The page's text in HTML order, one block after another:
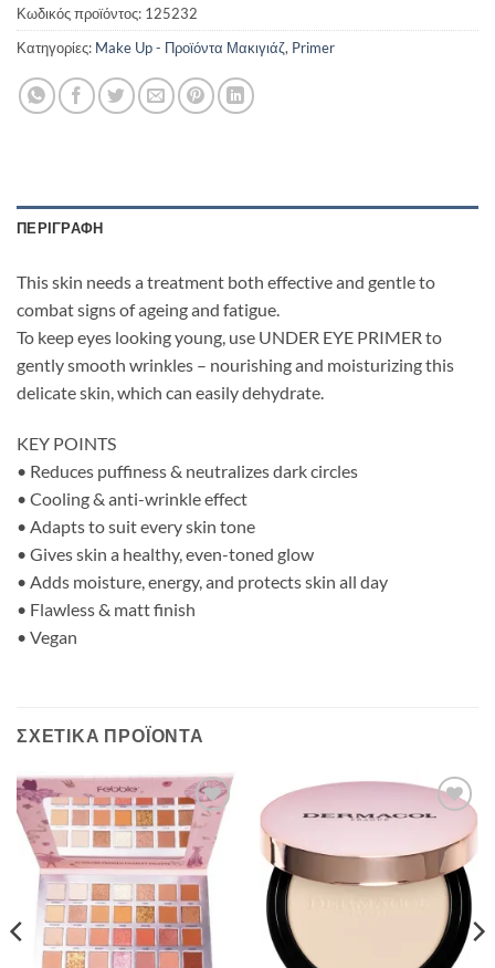
Κωδικός προϊόντος: 125232
Κατηγορίες: Make Up - Προϊόντα Μακιγιάζ, Primer
ΠΕΡΙΓΡΑΦΉ
This skin needs a treatment both effective and gentle to
combat signs of ageing and fatigue.
To keep eyes looking young, use UNDER EYE PRIMER to
gently smooth wrinkles – nourishing and moisturizing this
delicate skin, which can easily dehydrate.
KEY POINTS
• Reduces puffiness & neutralizes dark circles
• Cooling & anti-wrinkle effect
• Adapts to suit every skin tone
• Gives skin a healthy, even-toned glow
• Adds moisture, energy, and protects skin all day
• Flawless & matt finish
• Vegan
ΣΧΕΤΙΚΆ ΠΡΟΪΌΝΤΑ
Add to
Wishlist
Wishlist